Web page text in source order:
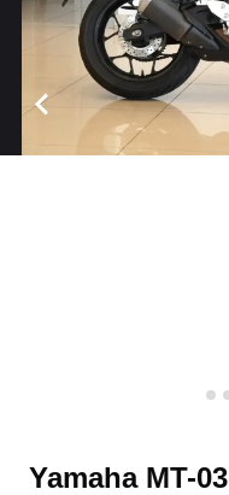
Yamaha MT-03